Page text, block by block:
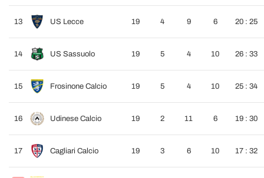
13 US Lecce 19 4 9 6 20 : 25
14 US Sassuolo 19 5 4 10 26 : 33
15 Frosinone Calcio 19 5 4 10 25 : 34
16 Udinese Calcio 19 2 11 6 19 : 30
17 Cagliari Calcio 19 3 6 10 17 : 32